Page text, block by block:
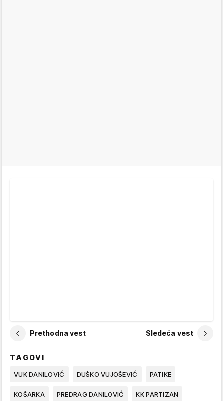
Prethodna vest Sledeća vest
TAGOVI
VUK DANILOVIĆ DUŠKO VUJOŠEVIĆ PATIKE
KOŠARKA PREDRAG DANILOVIĆ KK PARTIZAN